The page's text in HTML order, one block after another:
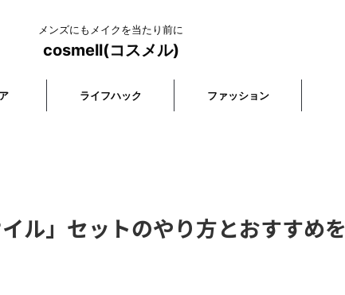
メンズにもメイクを当たり前に
cosmell(コスメル)
ライフハック ファッション
ル」セットのやり方とおすすめを